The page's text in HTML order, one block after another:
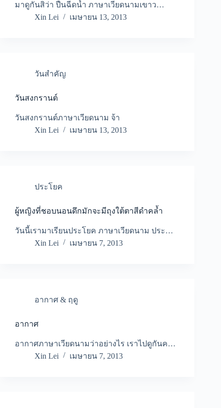
มาดูกันสิว่า ปืนฉีดน้ำ ภาษาเวียดนามเขาว…
Xin Lei
เมษายน 13, 2013
วันสำคัญ
วันสงกรานต์
วันสงกรานต์ภาษาเวียดนาม จ้า
Xin Lei
เมษายน 13, 2013
ประโยค
ผู้หญิงที่ชอบนอนดึกมักจะมีถุงใต้ตาสีดำคล้ำ
วันนี้เรามาเรียนประโยค ภาษาเวียดนาม ประ…
Xin Lei
เมษายน 7, 2013
อากาศ & ฤดู
อากาศ
อากาศภาษาเวียดนามว่าอย่างไร เราไปดูกันค…
Xin Lei
เมษายน 7, 2013